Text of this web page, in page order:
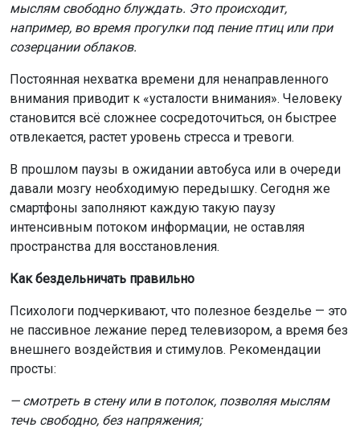
мыслям свободно блуждать. Это происходит,
например, во время прогулки под пение птиц или при
созерцании облаков.
Постоянная нехватка времени для ненаправленного
внимания приводит к «усталости внимания». Человеку
становится всё сложнее сосредоточиться, он быстрее
отвлекается, растет уровень стресса и тревоги.
В прошлом паузы в ожидании автобуса или в очереди
давали мозгу необходимую передышку. Сегодня же
смартфоны заполняют каждую такую паузу
интенсивным потоком информации, не оставляя
пространства для восстановления.
Как бездельничать правильно
Психологи подчеркивают, что полезное безделье — это
не пассивное лежание перед телевизором, а время без
внешнего воздействия и стимулов. Рекомендации
просты:
— смотреть в стену или в потолок, позволяя мыслям
течь свободно, без напряжения;